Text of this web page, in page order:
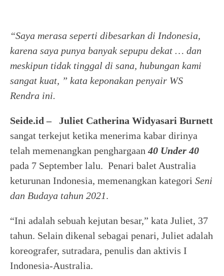
“Saya merasa seperti dibesarkan di Indonesia,
karena saya punya banyak sepupu dekat … dan
meskipun tidak tinggal di sana, hubungan kami
sangat kuat, ” kata keponakan penyair WS
Rendra ini.
Seide.id –
Juliet Catherina Widyasari Burnett
sangat terkejut ketika menerima kabar dirinya
telah memenangkan penghargaan40 Under 40
pada 7 September lalu. Penari balet Australia
keturunan Indonesia, memenangkan kategori Seni
dan Budaya tahun 2021.
“Ini adalah sebuah kejutan besar,” kata Juliet, 37
tahun. Selain dikenal sebagai penari, Juliet adalah
koreografer, sutradara, penulis dan aktivis I
Indonesia-Australia.